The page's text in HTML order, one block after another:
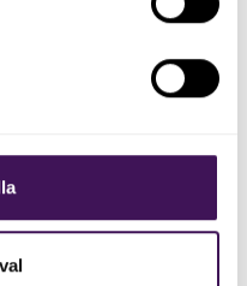
för att belöna